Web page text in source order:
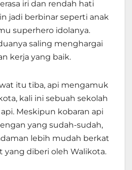
iri dan rendah hati
jadi berbinar seperti anak
superhero idolanya.
saling menghargai
kerja yang baik.
itu tiba, api mengamuk
kali ini sebuah sekolah
Meskipun kobaran api
yang sudah-sudah,
lebih mudah berkat
yang diberi oleh Walikota.